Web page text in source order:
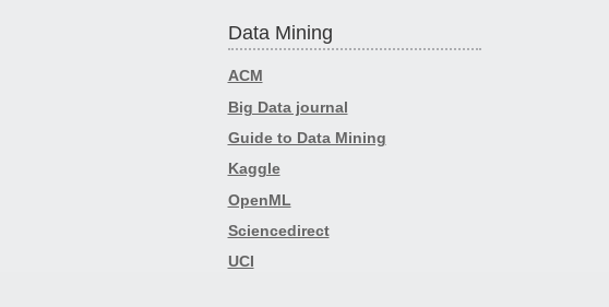
Data Mining
ACM
Big Data journal
Guide to Data Mining
Kaggle
OpenML
Sciencedirect
UCI